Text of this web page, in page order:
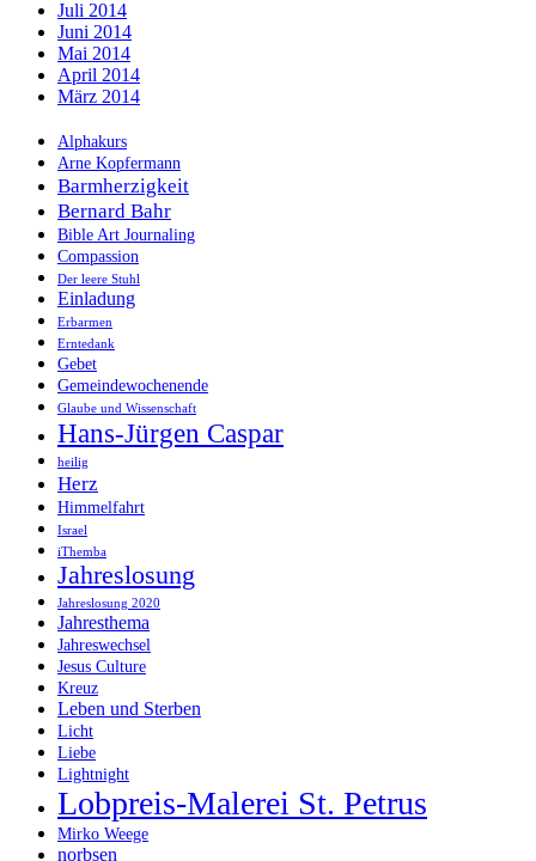
Juli 2014
Juni 2014
Mai 2014
April 2014
März 2014
Alphakurs
Arne Kopfermann
Barmherzigkeit
Bernard Bahr
Bible Art Journaling
Compassion
Der leere Stuhl
Einladung
Erbarmen
Erntedank
Gebet
Gemeindewochenende
Glaube und Wissenschaft
Hans-Jürgen Caspar
heilig
Herz
Himmelfahrt
Israel
iThemba
Jahreslosung
Jahreslosung 2020
Jahresthema
Jahreswechsel
Jesus Culture
Kreuz
Leben und Sterben
Licht
Liebe
Lightnight
Lobpreis-Malerei St. Petrus
Mirko Weege
norbsen